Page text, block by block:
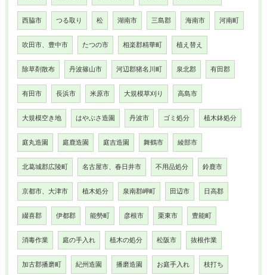
西脇市 つる取り 松 湖南市 三島郡 海南市 河南町
吹田市、豊中市 たつの市 相楽郡精華町 植え替え
除草剤散布 丹波篠山市 河辺郡猪名川町 泉北郡 有田郡
有田市 長浜市 米原市 大規模草刈り 高島市
大規模空き地 はやぶさ造園 丹波市 ゴミ処分 植木鉢処分
庭丸造園 庭鹿造園 庭吉造園 舞鶴市 綾部市
北葛城郡広陵町 名古屋市、春日井市 不用品処分 鈴鹿市
京都市、大津市 植木処分 泉南郡岬町 田辺市 日高郡
綴喜郡 伊都郡 能勢町 彦根市 栗東市 豊能町
消毒作業 庭の手入れ 植木の処分 松阪市 抜根作業
加古郡播磨町 紀州造園 播磨造園 お庭手入れ 枝打ち